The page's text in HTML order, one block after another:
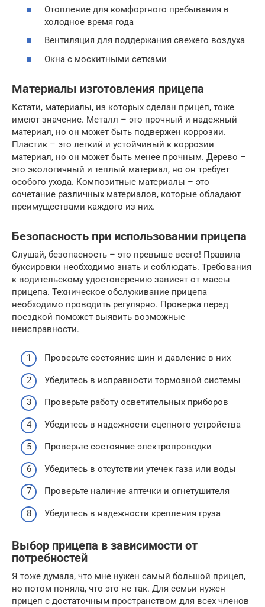
Отопление для комфортного пребывания в
холодное время года
Вентиляция для поддержания свежего воздуха
Окна с москитными сетками
Материалы изготовления прицепа
Кстати, материалы, из которых сделан прицеп, тоже
имеют значение. Металл – это прочный и надежный
материал, но он может быть подвержен коррозии.
Пластик – это легкий и устойчивый к коррозии
материал, но он может быть менее прочным. Дерево –
это экологичный и теплый материал, но он требует
особого ухода. Композитные материалы – это
сочетание различных материалов, которые обладают
преимуществами каждого из них.
Безопасность при использовании прицепа
Слушай, безопасность – это превыше всего! Правила
буксировки необходимо знать и соблюдать. Требования
к водительскому удостоверению зависят от массы
прицепа. Техническое обслуживание прицепа
необходимо проводить регулярно. Проверка перед
поездкой поможет выявить возможные
неисправности.
Проверьте состояние шин и давление в них
Убедитесь в исправности тормозной системы
Проверьте работу осветительных приборов
Убедитесь в надежности сцепного устройства
Проверьте состояние электропроводки
Убедитесь в отсутствии утечек газа или воды
Проверьте наличие аптечки и огнетушителя
Убедитесь в надежности крепления груза
Выбор прицепа в зависимости от
потребностей
Я тоже думала, что мне нужен самый большой прицеп,
но потом поняла, что это не так. Для семьи нужен
прицеп с достаточным пространством для всех членов